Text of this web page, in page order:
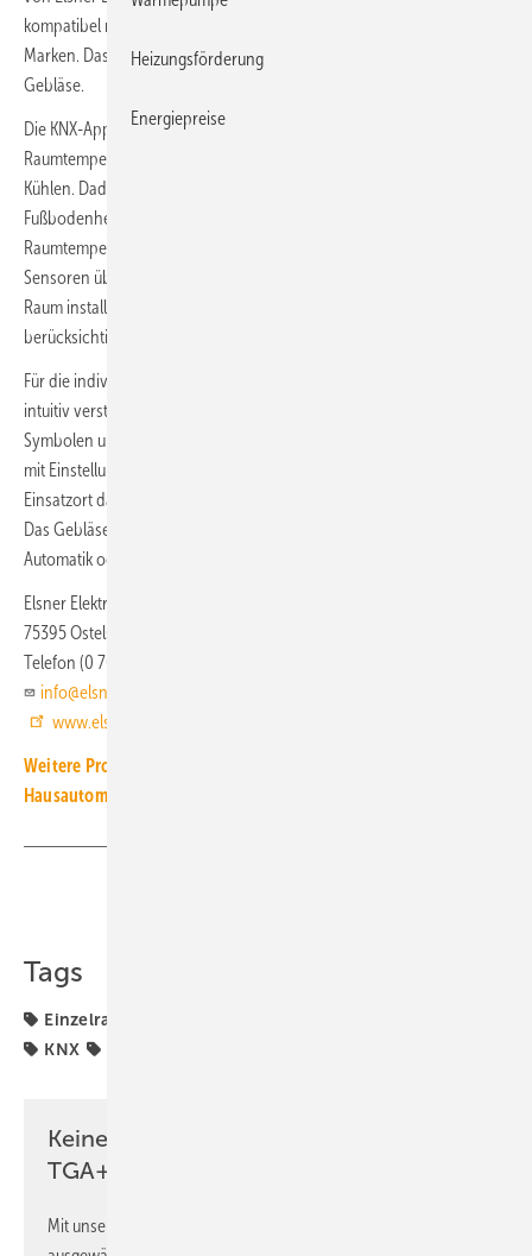
kompatibel mit KNX-fähigen Fan-Coil-Systemen verschiedener
Marken. Das Gerät steuert sowohl die Heiz-/Kühleinheit als auch das
Gebläse.
Die KNX-Applikation bietet eine umfangreiche automatische
Raumtemperaturregelung für ein- oder zweistufiges Heizen und
Kühlen. Dadurch lässt sich das Fan-Coil-System einfach mit einer
Fußbodenheizung oder einer Flächenkühlung kombinieren. Die
Raumtemperaturmessung erfolgt direkt im Gerät, was weitere
Sensoren überflüssig macht. Falls ein weiterer Temperatursensor im
Raum installiert ist, kann sein Wert jedoch von der Regelung
berücksichtigt werden.
Für die individuelle Einstellung vor Ort hat der KNX eTR 102 FC eine
intuitiv verständliche Touch-Bedienoberfläche mit aufgedruckten
Symbolen und Rückmeldungs-LEDs. Zentral ist die Temperaturanzeige
mit Einstellungsmöglichkeit Plus und Minus. Die Anzeige kann je nach
Einsatzort dauerhaft oder nur kurzzeitig nach Berührung leuchten.
Das Gebläse lässt sich in drei Stufen schalten. Zusätzlich können die
Automatik oder das gesamte Heiz-/Kühlsystem abgeschaltet werden.
Elsner Elektronik
75395 Ostelsheim
Telefon (0 70 33) 30 94 50
info@elsner-elektronik.de
www.elsner-elektronik.de
Weitere Produkt-Meldungen zum Thema Gebäude- und
Hausautomation
Tags
Einzelraumregelung
KNX
Keine Zeit? Kein Problem mit dem
TGA+E Newsletter!
Mit unserem Newsletter erhalten Sie regelmäßig von uns
Heizungsförderung
Energiepreise